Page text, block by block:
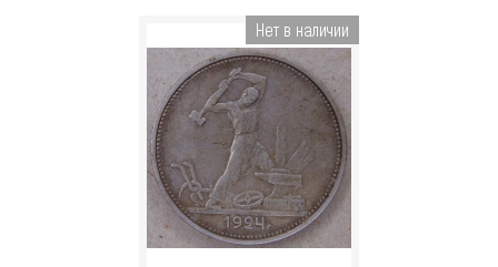
Нет в наличии